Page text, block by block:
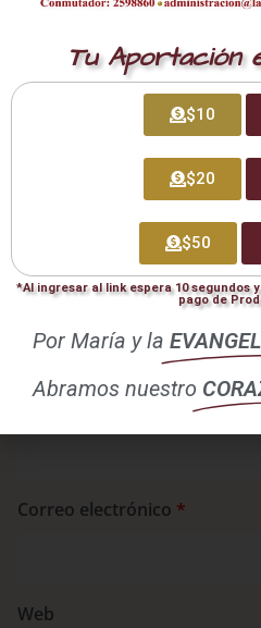
Tu dirección de correo
Los campos obligatorios
Correo electrónico *
Web
Tu Aportación
$10
$20
$50
*Al ingresar al link espera 10 segundos
pago de
Por María y la
Abramos nuestro